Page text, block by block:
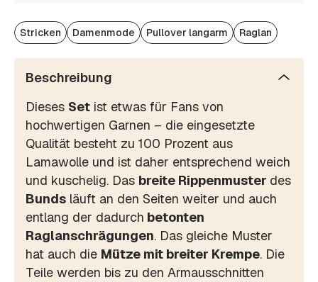
Stricken Damenmode Pullover langarm Raglan
Beschreibung
Dieses Set ist etwas für Fans von
hochwertigen Garnen – die eingesetzte
Qualität besteht zu 100 Prozent aus
Lamawolle und ist daher entsprechend weich
und kuschelig. Das breite Rippenmuster des
Bunds läuft an den Seiten weiter und auch
entlang der dadurch betonten
Raglanschrägungen. Das gleiche Muster
hat auch die Mütze mit breiter Krempe. Die
Teile werden bis zu den Armausschnitten